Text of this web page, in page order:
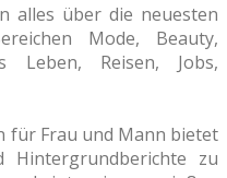
alles über die neuesten
Mode, Beauty,
Leben, Reisen, Jobs,
für Frau und Mann bietet
Hintergrundberichte zu